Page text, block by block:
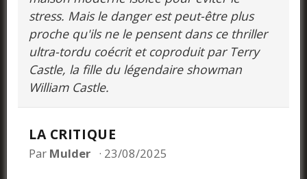
stress. Mais le danger est peut-être plus
proche qu'ils ne le pensent dans ce thriller
ultra-tordu coécrit et coproduit par Terry
Castle, la fille du légendaire showman
William Castle.
LA CRITIQUE
Par Mulder 23/08/2025